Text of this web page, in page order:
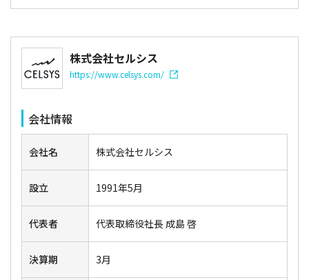
株式会社セルシス
https://www.celsys.com/
会社情報
会社名 株式会社セルシス
設立 1991年5月
代表者 代表取締役社長 成島 啓
決算期 3月